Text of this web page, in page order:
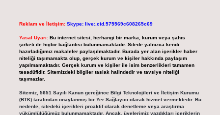
Reklam ve İletişim: Skype: live:.cid.575569c608265c69
Yasal Uyarı: Bu internet sitesi, herhangi bir marka, kurum veya şahıs
şirketi ile hiçbir bağlantısı bulunmamaktadır. Sitede yalnızca kendi
hazırladığımız makaleler paylaşılmaktadır. Burada yer alan içerikler haber
niteliği taşımamakta olup, gerçek kurum ve kişiler hakkında paylaşım
yapılmamaktadır. Gerçek kurum ve kişiler ile isim benzerlikleri tamamen
tesadüfidir. Sitemizdeki bilgiler taslak halindedir ve tavsiye niteliği
taşımazlar.
Sitemiz, 5651 Sayılı Kanun gereğince Bilgi Teknolojileri ve İletişim Kurumu
(BTK) tarafından onaylanmış bir Yer Sağlayıcı olarak hizmet vermektedir. Bu
nedenle, sitedeki içerikleri proaktif olarak denetleme veya araştırma
yükümlülüğümüz bulunmamaktadır. Ancak, üyelerimiz yazdıkları içeriklerin